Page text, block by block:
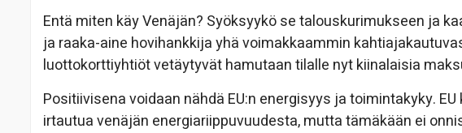
Entä miten käy Venäjän? Syöksyykö se talouskurimukseen ja
ja raaka-aine hovihankkija yhä voimakkaammin
luottokorttiyhtiöt vetäytyvät hamutaan tilalle nyt kiinalaisia
Positiivisena voidaan nähdä EU:n energisyys ja toimintakyky.
irtautua venäjän energiariippuvuudesta, mutta tämäkään ei